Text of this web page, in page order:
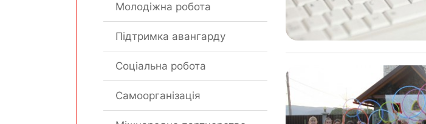
Молодіжна робота
Підтримка авангарду
Соціальна робота
Самоорганізація